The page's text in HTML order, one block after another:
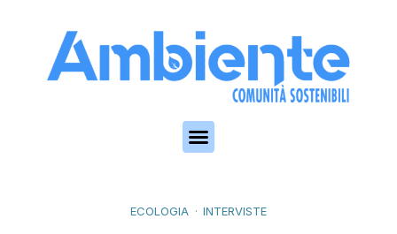
ECOLOGIA INTERVISTE